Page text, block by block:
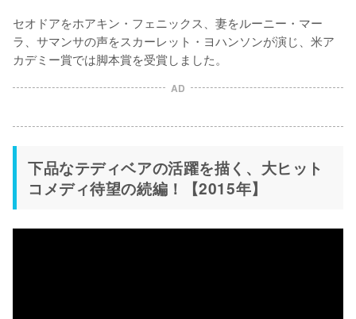
セオドアをホアキン・フェニックス、妻をルーニー・マー
ラ、サマンサの声をスカーレット・ヨハンソンが演じ、米ア
AD
下品なテディベアの活躍を描く、大ヒット
コメディ待望の続編！【2015年】